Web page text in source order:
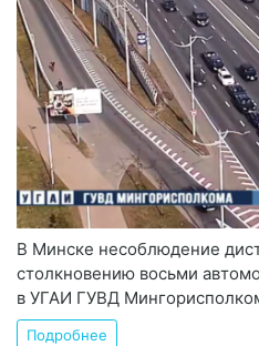
В Минске несоблюдение
столкновению восьми
в УГАИ ГУВД
Подробнее